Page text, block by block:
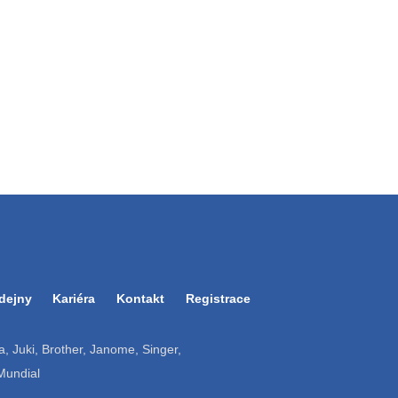
Kariéra Kontakt Registrace
Juki, Brother, Janome, Singer,